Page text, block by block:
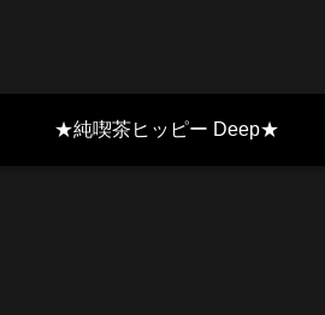
★純喫茶ヒッピー Deep★